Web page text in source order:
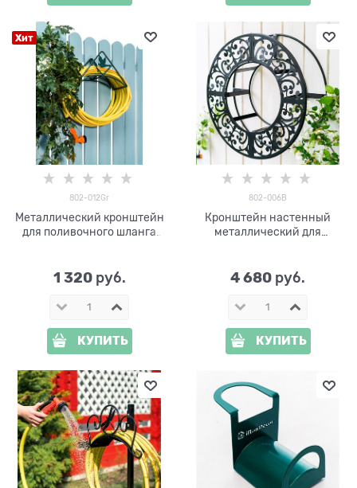
Хит
802-012Gr
Металлический кронштейн
для поливочного шланга
1 320 руб.
КУПИТЬ
802-006B
Кронштейн настенный
металлический для
4 680 руб.
КУПИТЬ